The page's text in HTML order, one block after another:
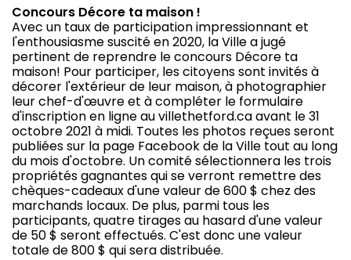
Concours Décore ta maison !
Avec un taux de participation impressionnant et
l'enthousiasme suscité en 2020, la Ville a jugé
pertinent de reprendre le concours Décore ta
maison! Pour participer, les citoyens sont invités à
décorer l'extérieur de leur maison, à photographier
leur chef-d'œuvre et à compléter le formulaire
d'inscription en ligne au villethetford.ca avant le 31
octobre 2021 à midi. Toutes les photos reçues seront
publiées sur la page Facebook de la Ville tout au long
du mois d'octobre. Un comité sélectionnera les trois
propriétés gagnantes qui se verront remettre des
chèques-cadeaux d'une valeur de 600 $ chez des
marchands locaux. De plus, parmi tous les
participants, quatre tirages au hasard d'une valeur
de 50 $ seront effectués. C'est donc une valeur
totale de 800 $ qui sera distribuée.